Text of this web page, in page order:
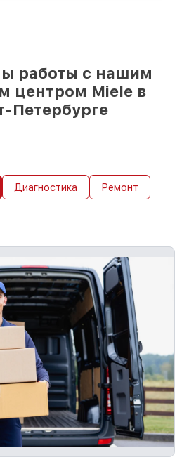
работ
работы с нашим
центром Miele в
Петербурге
Диагностика Ремонт